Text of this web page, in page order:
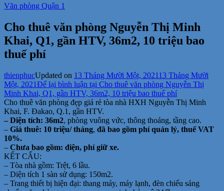
Văn phòng Quận 1
Cho thuê văn phòng Nguyễn Thị Minh
Khai, Q1, gần HTV, 36m2, 10 triệu bao
thuế phí
thienphucUpdated on 13 Tháng Mười Một, 202113 Tháng Mười
Một, 2021Để lại bình luận tại Cho thuê văn phòng Nguyễn Thị
Minh Khai, Q1, gần HTV, 36m2, 10 triệu bao thuế phí
Cho thuê văn phòng đẹp giá rẻ tòa nhà HXH Nguyễn Thị Minh
Khai, F. Đakao, Q.1, gần HTV.
– Diện tích: 36m2, phòng vuông vức, thông thoáng, tầng cao.
– Giá thuê: 10 triệu/ tháng, đã bao gồm phí quản lý, thuế VAT
10%.
– Chưa bao gồm: điện, phí giữ xe.
KẾT CẤU:
– Tòa nhà gồm: Trệt, 6 lầu.
– Diện tích 1 sàn sử dụng: 150m2.
– Trang thiết bị hiện đại: thang máy, máy lạnh, đèn chiếu sáng